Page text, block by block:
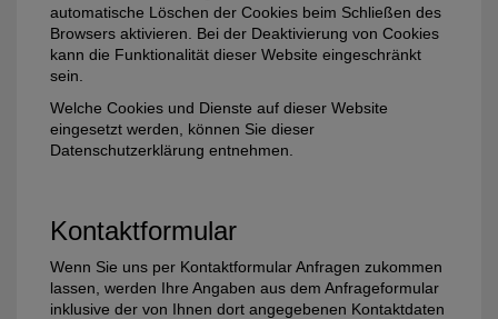
automatische Löschen der Cookies beim Schließen des
Browsers aktivieren. Bei der Deaktivierung von Cookies
kann die Funktionalität dieser Website eingeschränkt
sein.
Welche Cookies und Dienste auf dieser Website
eingesetzt werden, können Sie dieser
Datenschutzerklärung entnehmen.
Kontaktformular
Wenn Sie uns per Kontaktformular Anfragen zukommen
lassen, werden Ihre Angaben aus dem Anfrageformular
inklusive der von Ihnen dort angegebenen Kontaktdaten